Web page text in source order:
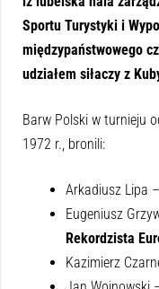
Sportu Turystyki i
międzypaństwowego
udziałem siłaczy z
Barw Polski w turnieju
1972 r., bronili:
Arkadiusz Lipa
Eugeniusz
Rekordzista
Kazimierz